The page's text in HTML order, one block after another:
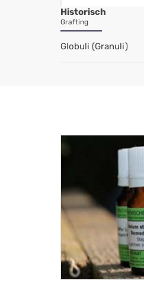
Historisch
Grafting
Globuli (Granuli)